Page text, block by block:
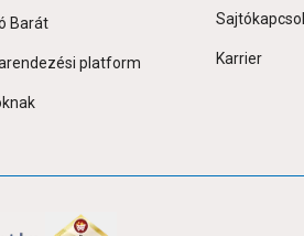
Barát
platform Karrier